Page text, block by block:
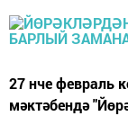
27 нче февраль
мәктәбендә